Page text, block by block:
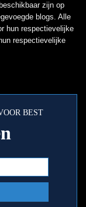
zijn op
blogs. Alle
hun respectievelijke
respectievelijke
BEST